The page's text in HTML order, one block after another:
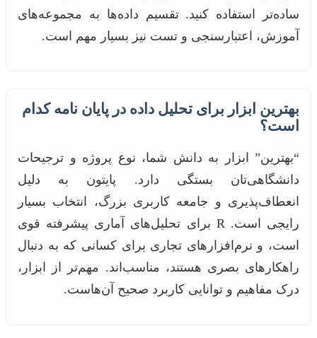
ساده‌تر استفاده کنید. تقسیم داده‌ها به مجموعه‌های
آموزش، اعتبارسنجی و تست نیز بسیار مهم است.
بهترین ابزار برای تحلیل داده در پایان نامه کدام
است؟
“بهترین” ابزار به دانش شما، نوع پروژه و ترجیحات
دانشگاهی‌تان بستگی دارد. پایتون به دلیل
انعطاف‌پذیری و جامعه کاربری بزرگ، انتخاب بسیار
رایجی است. R برای تحلیل‌های آماری پیشرفته قوی
است، و نرم‌افزارهای تجاری برای کسانی که به دنبال
راهکارهای بصری هستند، مناسب‌اند. مهم‌تر از ابزار،
درک مفاهیم و توانایی کاربرد صحیح آن‌هاست.